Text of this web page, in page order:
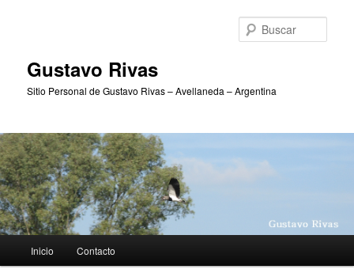
Gustavo Rivas
Sitio Personal de Gustavo Rivas – Avellaneda – Argentina
principal
Inicio Contacto